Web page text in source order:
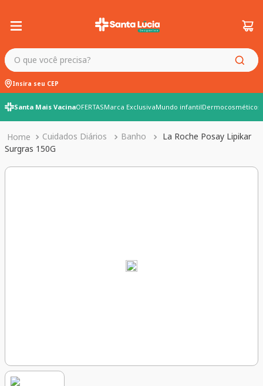
O que você precisa?
Insira seu CEP
Santa Mais VacinaOFERTASMarca ExclusivaMundo infantilDermocosméticos
Cuidados Diários Banho
La Roche Posay Lipikar
Surgras 150G